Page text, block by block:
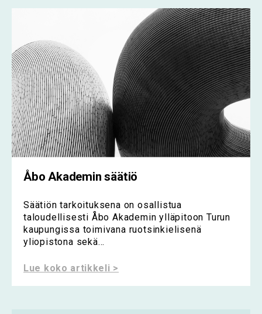
Åbo Akademin säätiö
Säätiön tarkoituksena on osallistua
taloudellisesti Åbo Akademin ylläpitoon Turun
kaupungissa toimivana ruotsinkielisenä
yliopistona sekä...
Lue koko artikkeli >